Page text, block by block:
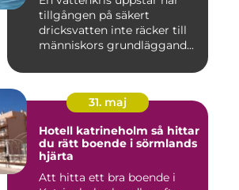
tillgången på säkert
dricksvatten inte räcker till
människors grundläggand...
31. maj
Hotell katrineholm så hittar
du rätt boende i sörmlands
hjärta
Att hitta ett bra boende i